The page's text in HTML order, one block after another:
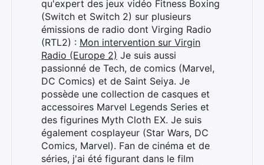
qu'expert des jeux vidéo Fitness Boxing
(Switch et Switch 2) sur plusieurs
émissions de radio dont Virging Radio
(RTL2) : Mon intervention sur Virgin
Radio (Europe 2) Je suis aussi
passionné de Tech, de comics (Marvel,
DC Comics) et de Saint Seiya. Je
possède une collection de casques et
accessoires Marvel Legends Series et
des figurines Myth Cloth EX. Je suis
également cosplayeur (Star Wars, DC
Comics, Marvel). Fan de cinéma et de
séries, j'ai été figurant dans le film
Rechercher
: